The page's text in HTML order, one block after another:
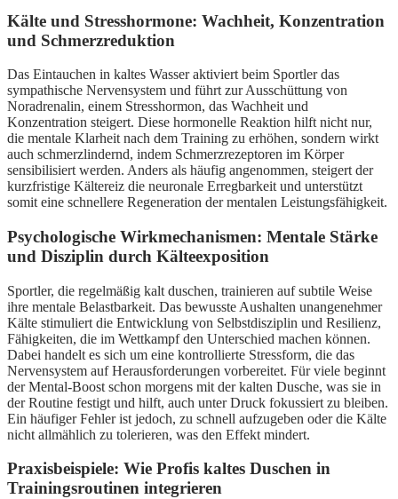
Kälte und Stresshormone: Wachheit, Konzentration
und Schmerzreduktion
Das Eintauchen in kaltes Wasser aktiviert beim Sportler das
sympathische Nervensystem und führt zur Ausschüttung von
Noradrenalin, einem Stresshormon, das Wachheit und
Konzentration steigert. Diese hormonelle Reaktion hilft nicht nur,
die mentale Klarheit nach dem Training zu erhöhen, sondern wirkt
auch schmerzlindernd, indem Schmerzrezeptoren im Körper
sensibilisiert werden. Anders als häufig angenommen, steigert der
kurzfristige Kältereiz die neuronale Erregbarkeit und unterstützt
somit eine schnellere Regeneration der mentalen Leistungsfähigkeit.
Psychologische Wirkmechanismen: Mentale Stärke
und Disziplin durch Kälteexposition
Sportler, die regelmäßig kalt duschen, trainieren auf subtile Weise
ihre mentale Belastbarkeit. Das bewusste Aushalten unangenehmer
Kälte stimuliert die Entwicklung von Selbstdisziplin und Resilienz,
Fähigkeiten, die im Wettkampf den Unterschied machen können.
Dabei handelt es sich um eine kontrollierte Stressform, die das
Nervensystem auf Herausforderungen vorbereitet. Für viele beginnt
der Mental-Boost schon morgens mit der kalten Dusche, was sie in
der Routine festigt und hilft, auch unter Druck fokussiert zu bleiben.
Ein häufiger Fehler ist jedoch, zu schnell aufzugeben oder die Kälte
nicht allmählich zu tolerieren, was den Effekt mindert.
Praxisbeispiele: Wie Profis kaltes Duschen in
Trainingsroutinen integrieren